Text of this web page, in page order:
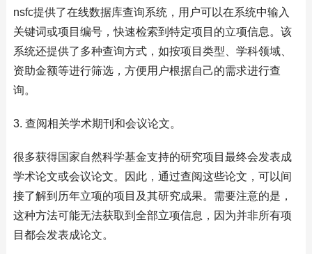
nsfc提供了在线数据库查询系统，用户可以在系统中输入
关键词或项目编号，快速检索到特定项目的立项信息。该
系统还提供了多种查询方式，如按项目类型、学科领域、
资助金额等进行筛选，方便用户根据自己的需求进行查
询。
3. 查阅相关学术期刊和会议论文。
很多获得国家自然科学基金支持的研究项目最终会发表成
学术论文或会议论文。因此，通过查阅这些论文，可以间
接了解到历年立项的项目及其研究成果。需要注意的是，
这种方法可能无法获取到全部立项信息，因为并非所有项
目都会发表成论文。